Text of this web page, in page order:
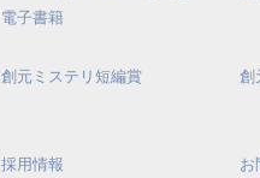
電子書籍
創元ミステリ短編賞
創
採用情報 お